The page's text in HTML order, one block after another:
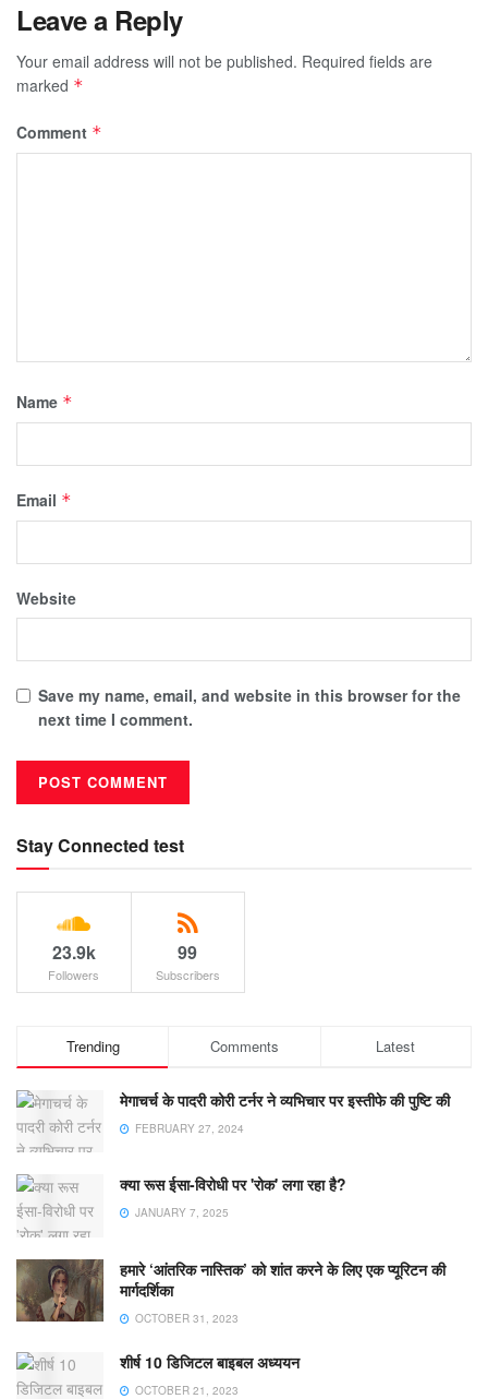
Leave a Reply
Your email address will not be published. Required fields are
marked *
Comment *
Name *
Email *
Website
Save my name, email, and website in this browser for the
next time I comment.
Stay Connected test
23.9k
Followers
99
Subscribers
Trending Comments Latest
मेगाचर्च के पादरी कोरी टर्नर ने व्यभिचार पर इस्तीफे की पुष्टि की
FEBRUARY 27, 2024
क्या रूस ईसा-विरोधी पर 'रोक' लगा रहा है?
JANUARY 7, 2025
हमारे ‘आंतरिक नास्तिक’ को शांत करने के लिए एक प्यूरिटन की
मार्गदर्शिका
OCTOBER 31, 2023
शीर्ष 10 डिजिटल बाइबल अध्ययन
OCTOBER 21, 2023